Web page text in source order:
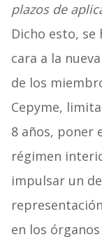
plazos de
Dicho esto, se
cara a la
de los
Cepyme,
8 años, poner
régimen
impulsar un
en los